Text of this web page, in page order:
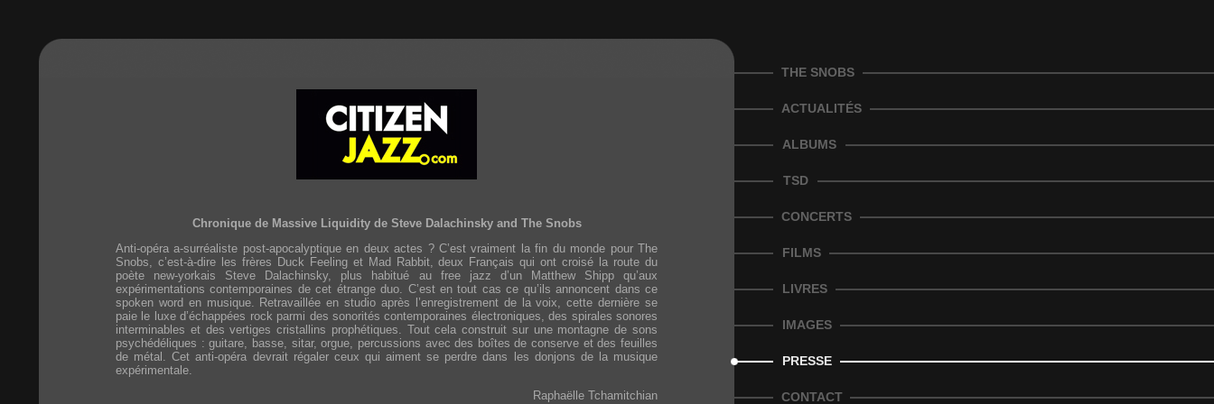
THE SNOBS
ACTUALITÉS
ALBUMS
TSD
CONCERTS
FILMS
LIVRES
IMAGES
PRESSE
CONTACT
Chronique de Massive Liquidity de Steve Dalachinsky and The Snobs
Anti-opéra a-surréaliste post-apocalyptique en deux actes ? C’est vraiment la fin du monde pour The
Snobs, c’est-à-dire les frères Duck Feeling et Mad Rabbit, deux Français qui ont croisé la route du
poète new-yorkais Steve Dalachinsky, plus habitué au free jazz d’un Matthew Shipp qu’aux
expérimentations contemporaines de cet étrange duo. C’est en tout cas ce qu’ils annoncent dans ce
spoken word en musique. Retravaillée en studio après l’enregistrement de la voix, cette dernière se
paie le luxe d’échappées rock parmi des sonorités contemporaines électroniques, des spirales sonores
interminables et des vertiges cristallins prophétiques. Tout cela construit sur une montagne de sons
psychédéliques : guitare, basse, sitar, orgue, percussions avec des boîtes de conserve et des feuilles
de métal. Cet anti-opéra devrait régaler ceux qui aiment se perdre dans les donjons de la musique
expérimentale.
Raphaëlle Tchamitchian